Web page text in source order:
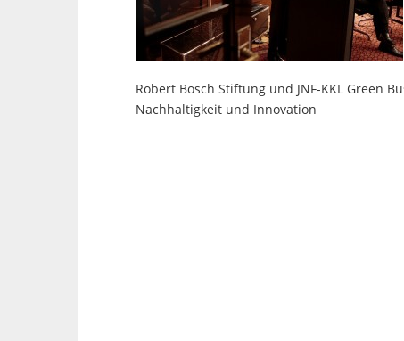
Robert Bosch Stiftung und JNF-KKL Green
Nachhaltigkeit und Innovation